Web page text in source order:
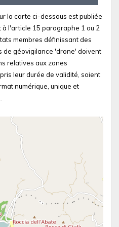
la carte ci-dessous est publiée
l'article 15 paragraphe 1 ou 2
membres définissant des
de géovigilance 'drone' doivent
relatives aux zones
leur durée de validité, soient
numérique, unique et